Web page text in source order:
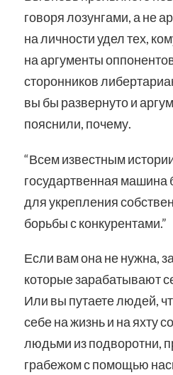
говоря лозунгами, а не
на личности удел тех,
на аргументы
сторонников
вы бы развернуто и
пояснили, почему.
“Всем известным
государтвенная
для укрепления
борьбы с конкурентами.”
Если вам она не нужна,
которые зарабатывают
Или вы путаете людей,
себе на жизнь и на яхту
людьми из
грабежом с помощью